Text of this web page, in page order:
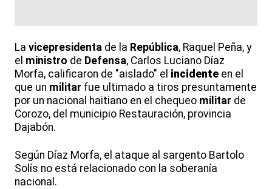
La vicepresidenta de la República, Raquel Peña, y
el ministro de Defensa, Carlos Luciano Díaz
Morfa, calificaron de "aislado" el incidente en el
que un militar fue ultimado a tiros presuntamente
por un nacional haitiano en el chequeo militar de
Corozo, del municipio Restauración, provincia
Dajabón.
Según Díaz Morfa, el ataque al sargento Bartolo
Solís no está relacionado con la soberanía
nacional.